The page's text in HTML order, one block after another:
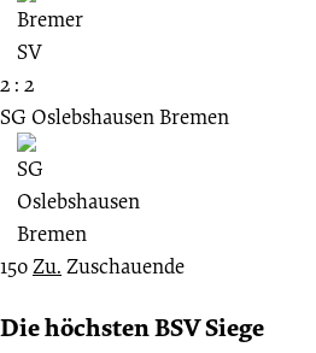
2 : 2
SG Oslebshausen Bremen
150Zu. Zuschauende
Die höchsten BSV Siege